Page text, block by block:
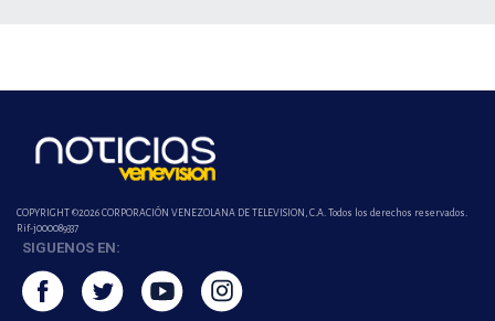
COPYRIGHT ©2026 CORPORACIÓN VENEZOLANA DE TELEVISION, C.A. Todos los derechos reservados.
Rif-j000089337
SIGUENOS EN: